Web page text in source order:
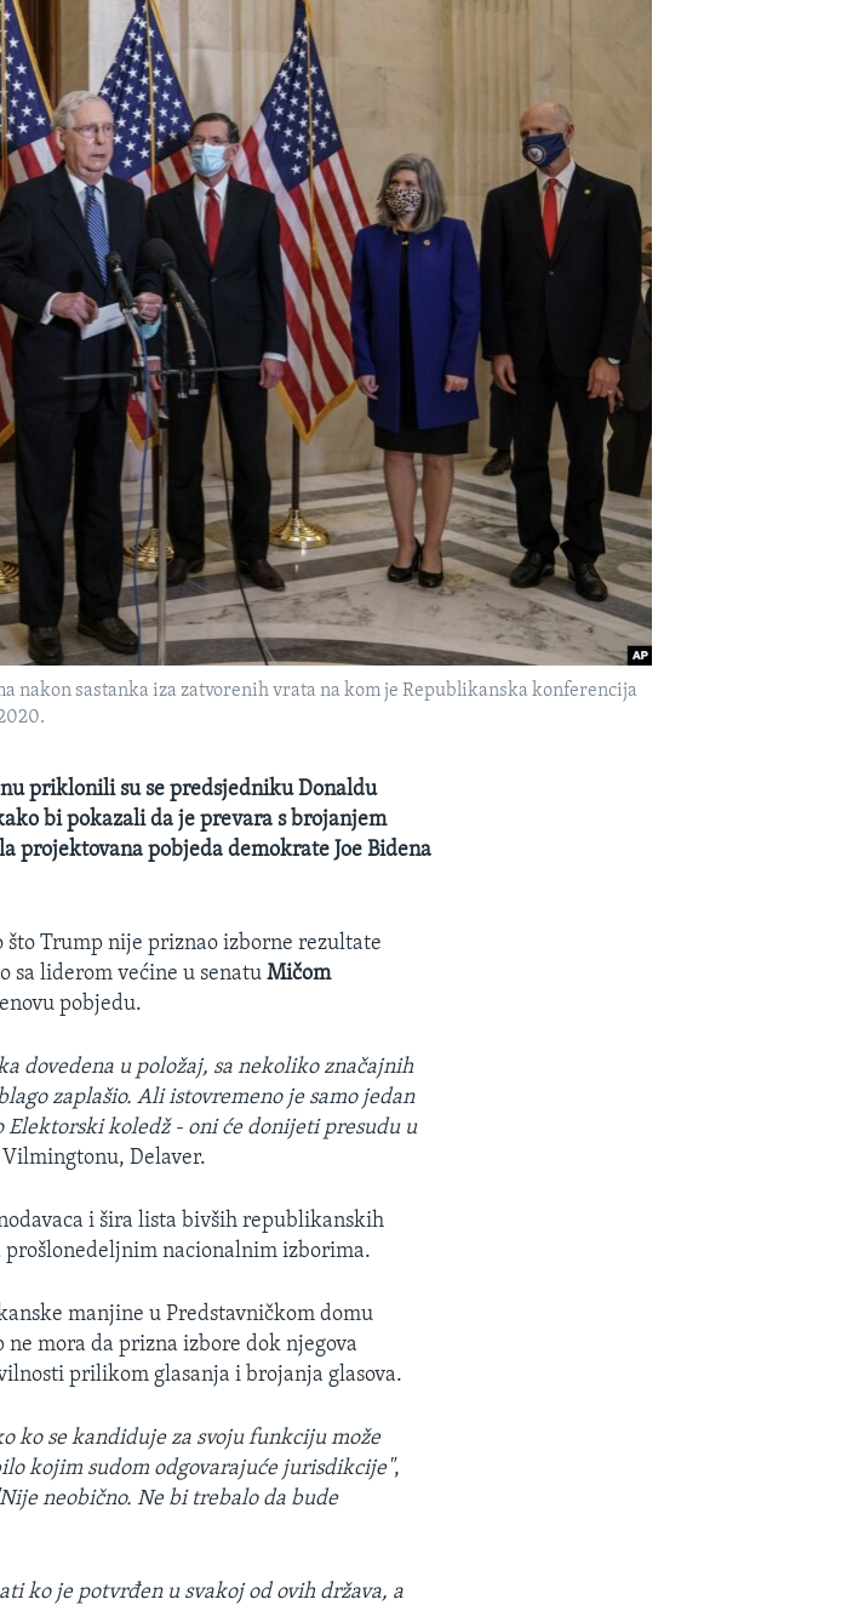
sastanka iza zatvorenih vrata na kom je Republikanska konferencija
priklonili su se predsjedniku Donaldu
bi pokazali da je prevara s brojanjem
projektovana pobjeda demokrate Joe Bidena
što Trump nije priznao izborne rezultate
sa liderom većine u senatuMičom
pobjedu.
dovedena u položaj, sa nekoliko značajnih
zaplašio. Ali istovremeno je samo jedan
koledž - oni će donijeti presudu u
Delaver.
i šira lista bivših republikanskih
nacionalnim izborima.
manjine u Predstavničkom domu
ne mora da prizna izbore dok njegova
prilikom glasanja i brojanja glasova.
ko se kandiduje za svoju funkciju može
kojim sudom odgovarajuće jurisdikcije",
neobično. Ne bi trebalo da bude
ko je potvrđen u svakoj od ovih država, a